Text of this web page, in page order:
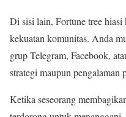
Di sisi lain, Fortune tree
kekuatan komunitas. Anda
grup Telegram, Facebook,
strategi maupun pengalaman
Ketika seseorang